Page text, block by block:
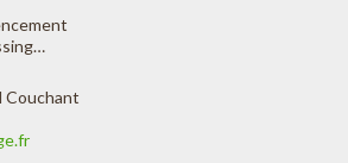
Couchant